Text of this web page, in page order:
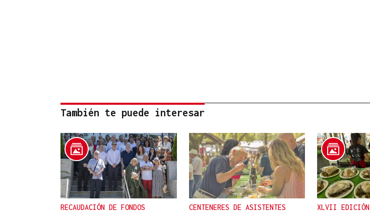
También te puede interesar
RECAUDACIÓN DE FONDOS CENTENERES DE ASISTENTES XLVII EDICIÓN